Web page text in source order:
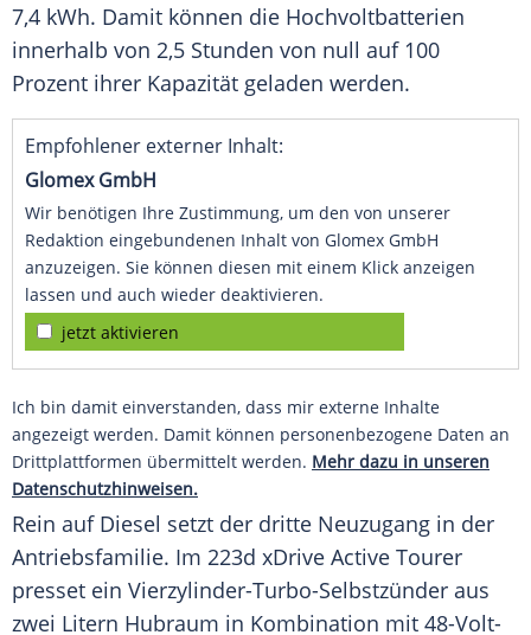
7,4 kWh. Damit können die Hochvoltbatterien
innerhalb von 2,5 Stunden von null auf 100
Prozent ihrer Kapazität geladen werden.
Empfohlener externer Inhalt:
Glomex GmbH
Wir benötigen Ihre Zustimmung, um den von unserer
Redaktion eingebundenen Inhalt von Glomex GmbH
anzuzeigen. Sie können diesen mit einem Klick anzeigen
lassen und auch wieder deaktivieren.
jetzt aktivieren
Ich bin damit einverstanden, dass mir externe Inhalte
angezeigt werden. Damit können personenbezogene Daten an
Drittplattformen übermittelt werden. Mehr dazu in unseren
Datenschutzhinweisen.
Rein auf Diesel setzt der dritte Neuzugang in der
Antriebsfamilie. Im 223d xDrive Active Tourer
presset ein Vierzylinder-Turbo-Selbstzünder aus
zwei Litern Hubraum in Kombination mit 48-Volt-